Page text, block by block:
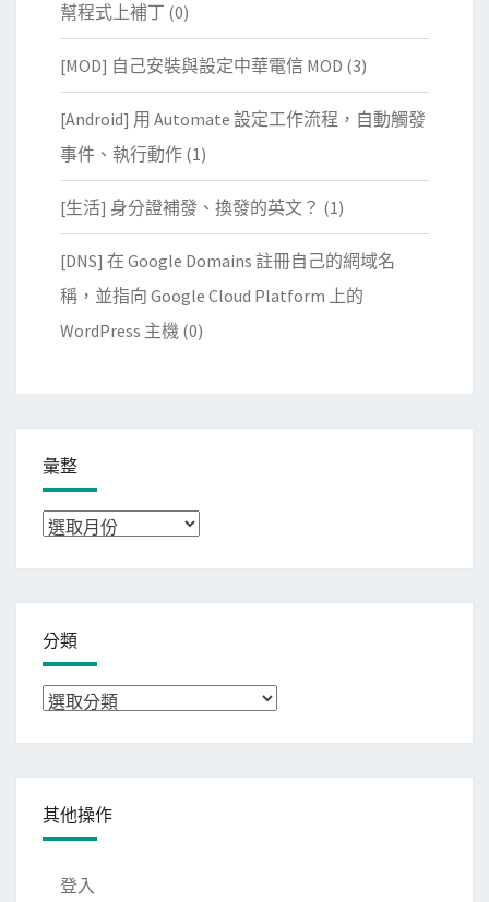
幫程式上補丁 (0)
[MOD] 自己安裝與設定中華電信 MOD (3)
[Android] 用 Automate 設定工作流程，自動觸發
事件、執行動作 (1)
[生活] 身分證補發、換發的英文？ (1)
[DNS] 在 Google Domains 註冊自己的網域名
稱，並指向 Google Cloud Platform 上的
WordPress 主機 (0)
彙整
彙
分類
分
其他操作
登入